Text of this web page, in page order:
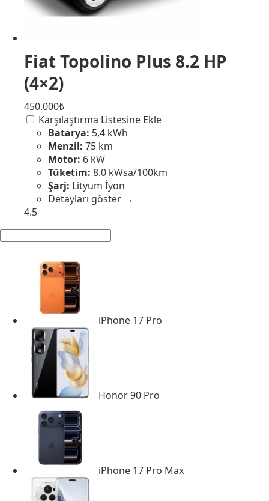
Fiat Topolino Plus 8.2 HP
(4×2)
450.000₺
Karşılaştırma Listesine Ekle
Batarya: 5,4 kWh
Menzil: 75 km
Motor: 6 kW
Tüketim: 8.0 kWsa/100km
Şarj: Lityum İyon
Detayları göster →
4.5
iPhone 17 Pro
Honor 90 Pro
iPhone 17 Pro Max